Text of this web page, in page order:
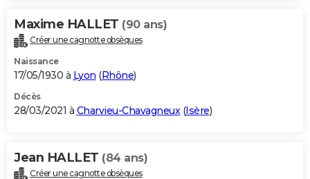
Maxime HALLET (90 ans)
Créer une cagnotte obsèques
Naissance
17/05/1930 à Lyon (Rhône)
Décès
28/03/2021 à Charvieu-Chavagneux(Isère)
Jean HALLET (84 ans)
Créer une cagnotte obsèques